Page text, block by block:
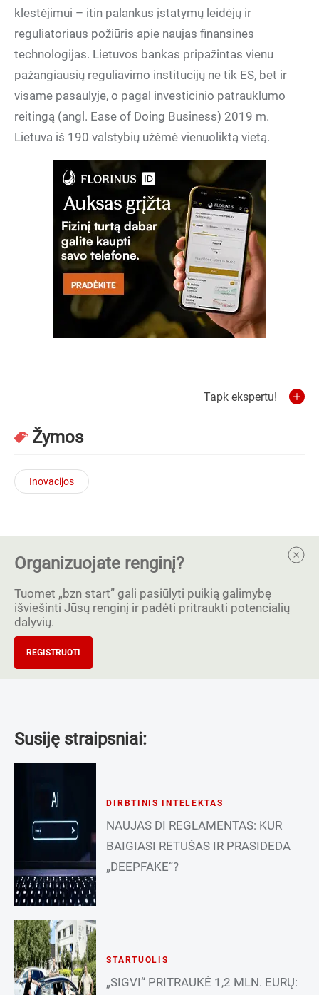
klestėjimui – itin palankus įstatymų leidėjų ir
reguliatoriaus požiūris apie naujas finansines
technologijas. Lietuvos bankas pripažintas vienu
pažangiausių reguliavimo institucijų ne tik ES, bet ir
visame pasaulyje, o pagal investicinio patrauklumo
reitingą (angl. Ease of Doing Business) 2019 m.
Lietuva iš 190 valstybių užėmė vienuoliktą vietą.
Tapk ekspertu!
Žymos
Inovacijos
Organizuojate renginį?
Tuomet „bzn start” gali pasiūlyti puikią galimybę
išviešinti Jūsų renginį ir padėti pritraukti potencialių
dalyvių.
REGISTRUOTI
Susiję straipsniai:
DIRBTINIS INTELEKTAS
NAUJAS DI REGLAMENTAS: KUR
BAIGIASI RETUŠAS IR PRASIDEDA
„DEEPFAKE“?
STARTUOLIS
„SIGVI“ PRITRAUKĖ 1,2 MLN. EURŲ: